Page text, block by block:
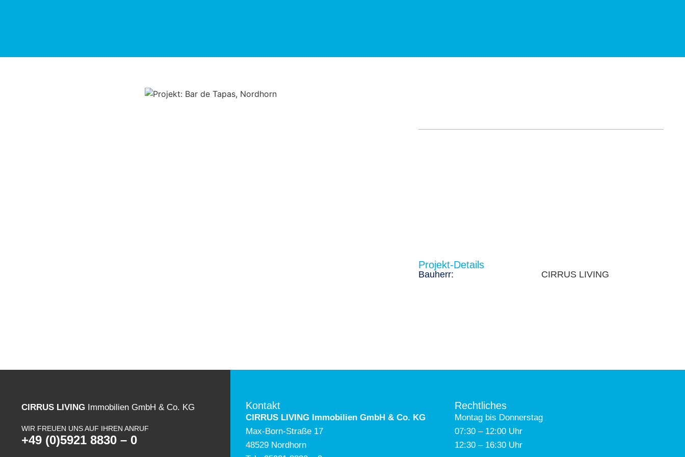
Projekt-Details
Bauherr: CIRRUS LIVING
CIRRUS LIVING Immobilien GmbH & Co. KG
WIR FREUEN UNS AUF IHREN ANRUF
+49 (0)5921 8830 – 0
Kontakt
CIRRUS LIVING Immobilien GmbH & Co. KG
Max-Born-Straße 17
48529 Nordhorn
Rechtliches
Montag bis Donnerstag
07:30 – 12:00 Uhr
12:30 – 16:30 Uhr